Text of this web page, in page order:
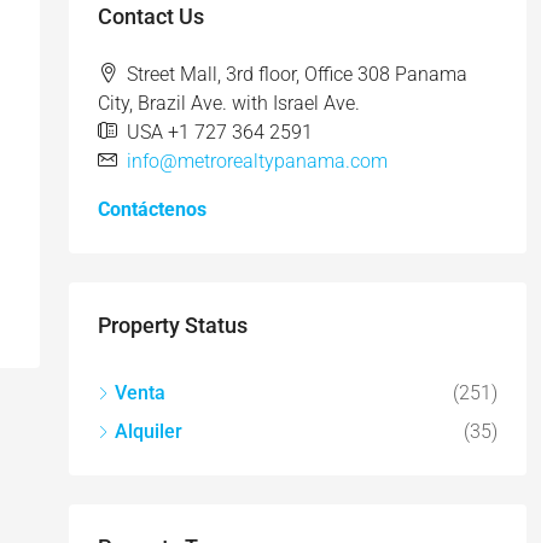
Contact Us
Street Mall, 3rd floor, Office 308 Panama
City, Brazil Ave. with Israel Ave.
USA +1 727 364 2591
info@metrorealtypanama.com
Contáctenos
Property Status
Venta
(251)
Alquiler
(35)